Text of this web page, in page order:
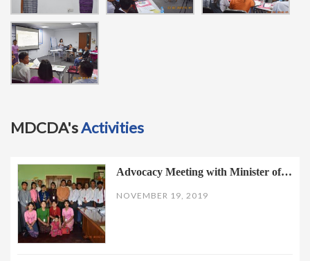
MDCDA'sActivities
Advocacy Meeting with Minister of…
NOVEMBER 19, 2019